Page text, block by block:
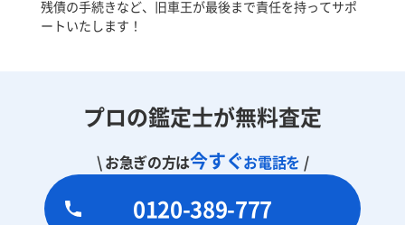
残債の手続きなど、旧車王が最後まで責任を持ってサポ
ートいたします！
プロの鑑定士が無料査定
\ お急ぎの方は今すぐお電話を /
0120-389-777